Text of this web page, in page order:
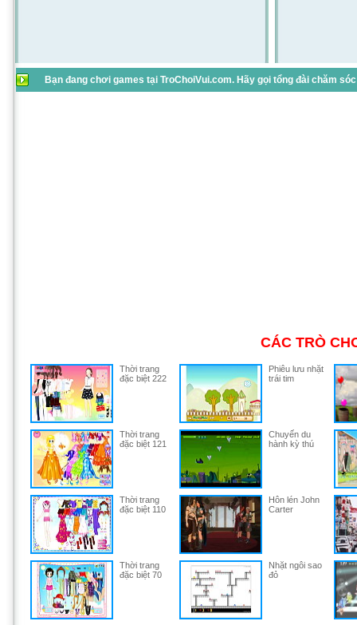
Bạn đang chơi games tại TroChoiVui.com. Hãy gọi tổng đài chăm
CÁC TRÒ
Thời trang
đặc biệt 222
Phiêu lưu nhặt
trái tim
Thời trang
đặc biệt 121
Chuyến du
hành kỳ thú
Thời trang
đặc biệt 110
Hôn lén John
Carter
Thời trang
đặc biệt 70
Nhặt ngôi sao
đỏ